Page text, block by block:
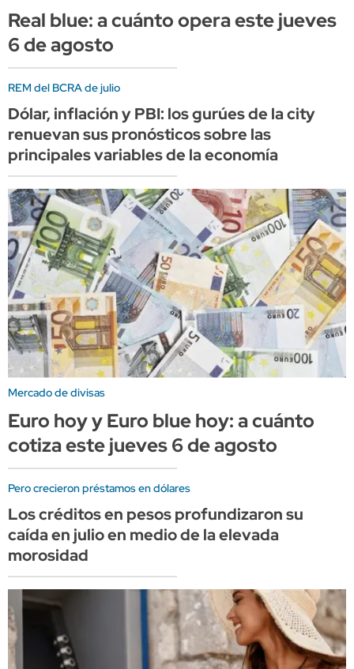
Real blue: a cuánto opera este jueves
6 de agosto
REM del BCRA de julio
Dólar, inflación y PBI: los gurúes de la city
renuevan sus pronósticos sobre las
principales variables de la economía
Mercado de divisas
Euro hoy y Euro blue hoy: a cuánto
cotiza este jueves 6 de agosto
Pero crecieron préstamos en dólares
Los créditos en pesos profundizaron su
caída en julio en medio de la elevada
morosidad